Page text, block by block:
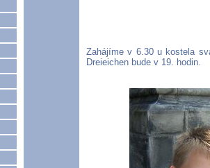
Zahájíme v 6.30 u kostela
Dreieichen bude v 19. hodin.